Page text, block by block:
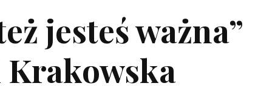
jesteś ważna”
Krakowska